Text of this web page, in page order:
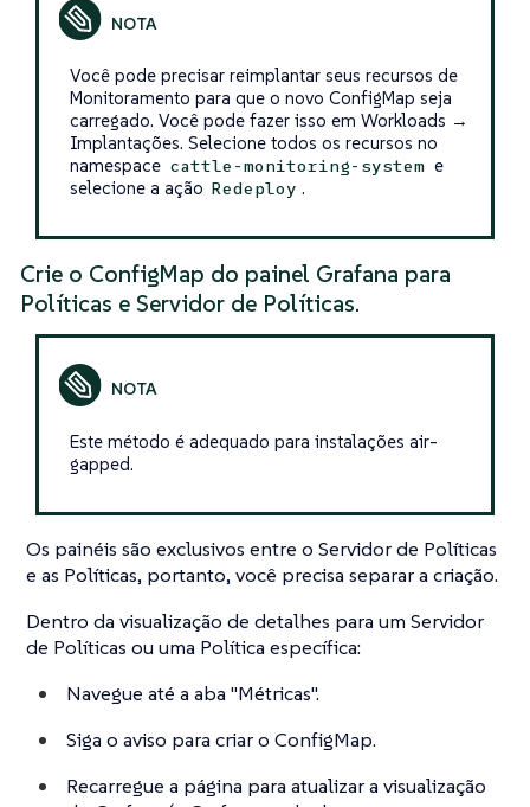
Você pode precisar reimplantar seus recursos de
Monitoramento para que o novo ConfigMap seja
carregado. Você pode fazer isso em Workloads →
Implantações. Selecione todos os recursos no
namespace cattle-monitoring-system e
selecione a ação Redeploy .
Crie o ConfigMap do painel Grafana para
Políticas e Servidor de Políticas.
Este método é adequado para instalações air-
gapped.
Os painéis são exclusivos entre o Servidor de Políticas
e as Políticas, portanto, você precisa separar a criação.
Dentro da visualização de detalhes para um Servidor
de Políticas ou uma Política específica:
Navegue até a aba "Métricas".
Siga o aviso para criar o ConfigMap.
Recarregue a página para atualizar a visualização